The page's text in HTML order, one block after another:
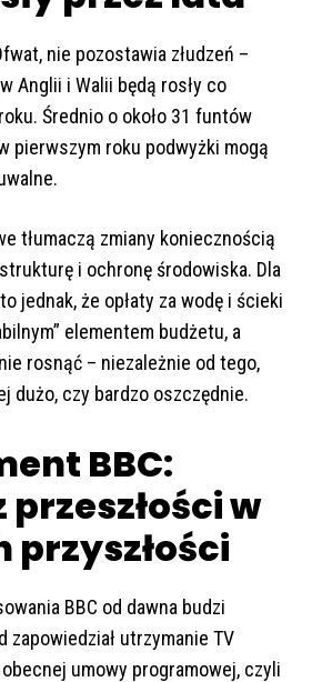
nie pozostawia złudzeń –
Anglii i Walii będą rosły co
Średnio o około 31 funtów
pierwszym roku podwyżki mogą
tłumaczą zmiany koniecznością
i ochronę środowiska. Dla
jednak, że opłaty za wodę i ścieki
elementem budżetu, a
rosnąć – niezależnie od tego,
dużo, czy bardzo oszczędnie.
BBC:
przeszłości w
przyszłości
BBC od dawna budzi
zapowiedział utrzymanie TV
umowy programowej, czyli